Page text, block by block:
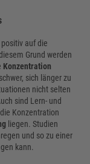
auf die
Grund werden
Konzentration
sich länger zu
nicht selten
sind Lern- und
Konzentration
liegen. Studien
und so zu einer
kann.